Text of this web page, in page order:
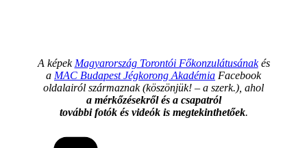
A képek Magyarország Torontói Főkonzulátusánakés
a MAC Budapest Jégkorong Akadémia Facebook
oldalairól származnak (köszönjük! – a szerk.), ahol
a mérkőzésekről és a csapatról
további fotók és videók is megtekinthetőek.